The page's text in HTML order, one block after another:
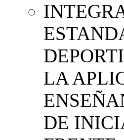
LA
DE